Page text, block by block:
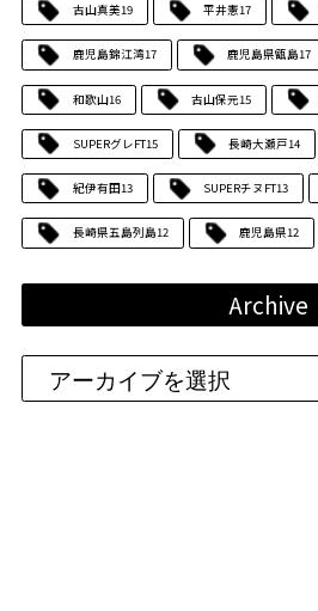
古山真美19 平井憲17
鹿児島錦江湾17 鹿児島県甑島17
和歌山16 古山保元15
SUPERグレFT15 長崎大瀬戸14
紀伊有田13 SUPERチヌFT13
長崎県五島列島12 鹿児島県12
Archive